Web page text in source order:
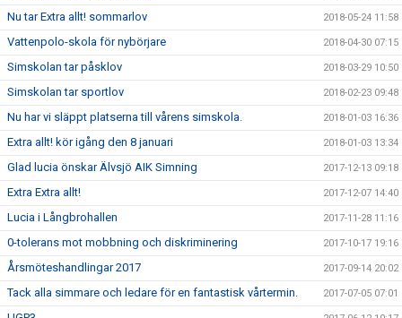
Nu tar Extra allt! sommarlov 2018-05-24 11:58
Vattenpolo-skola för nybörjare 2018-04-30 07:15
Simskolan tar påsklov 2018-03-29 10:50
Simskolan tar sportlov 2018-02-23 09:48
Nu har vi släppt platserna till vårens simskola. 2018-01-03 16:36
Extra allt! kör igång den 8 januari 2018-01-03 13:34
Glad lucia önskar Älvsjö AIK Simning 2017-12-13 09:18
Extra Extra allt! 2017-12-07 14:40
Lucia i Långbrohallen 2017-11-28 11:16
0-tolerans mot mobbning och diskriminering 2017-10-17 19:16
Årsmöteshandlingar 2017 2017-09-14 20:02
Tack alla simmare och ledare för en fantastisk vårtermin. 2017-07-05 07:01